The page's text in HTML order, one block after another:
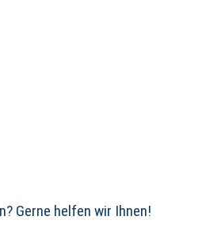
Gerne helfen wir Ihnen!